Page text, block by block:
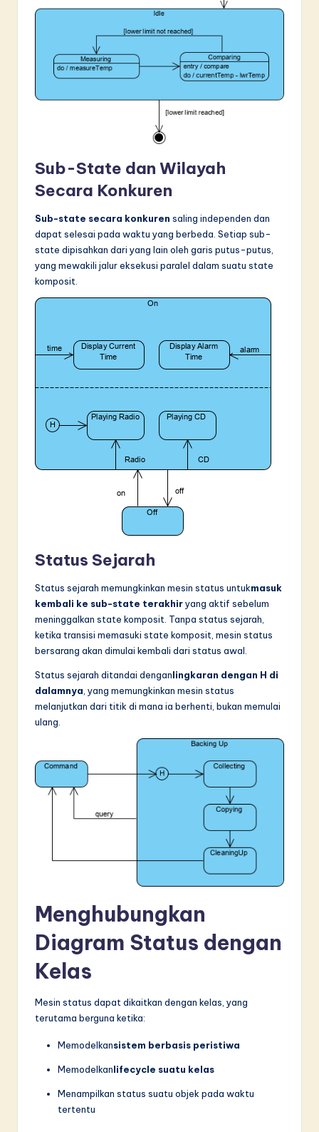
Sub-State dan Wilayah
Secara Konkuren
Sub-state secara konkuren saling independen dan
dapat selesai pada waktu yang berbeda. Setiap sub-
state dipisahkan dari yang lain oleh garis putus-putus,
yang mewakili jalur eksekusi paralel dalam suatu state
komposit.
Status Sejarah
Status sejarah memungkinkan mesin status untukmasuk
kembali ke sub-state terakhiryang aktif sebelum
meninggalkan state komposit. Tanpa status sejarah,
ketika transisi memasuki state komposit, mesin status
bersarang akan dimulai kembali dari status awal.
Status sejarah ditandai denganlingkaran dengan H di
dalamnya, yang memungkinkan mesin status
melanjutkan dari titik di mana ia berhenti, bukan memulai
ulang.
Menghubungkan
Diagram Status dengan
Kelas
Mesin status dapat dikaitkan dengan kelas, yang
terutama berguna ketika:
Memodelkansistem berbasis peristiwa
Memodelkanlifecycle suatu kelas
Menampilkan status suatu objek pada waktu
tertentu